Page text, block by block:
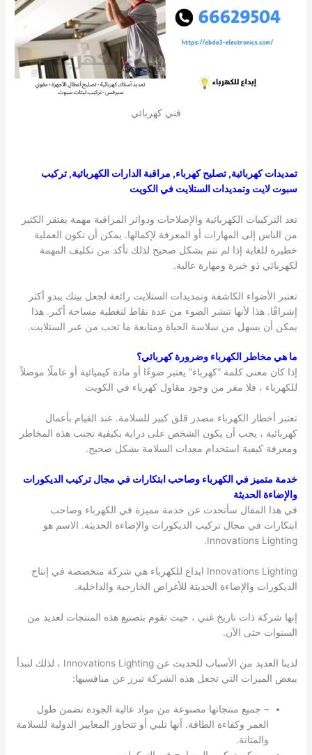
فني كهربائي
تمديدات كهربائية, تصليح كهرباء, مراقبة الدارات الكهربائية, تركيب
سبوت لايت وتمديدات الستلايت في الكويت
تعد التركيبات الكهربائية والإصلاحات ودوائر المراقبة مهمة يفتقر الكثير
من الناس إلى المهارات أو المعرفة لإكمالها. يمكن أن تكون العملية
خطيرة للغاية إذا لم تتم بشكل صحيح لذلك تأكد من تكليف المهمة
لكهربائي ذو خبرة ومهارة عالية.
تعتبر الأضواء الكاشفة وتمديدات الستلايت رائعة لجعل بيتك يبدو أكثر
إشراقًا. هذا لأنها تنشر الضوء من عدة نقاط لتغطية مساحة أكبر. هذا
يمكن أن يسهل من سلاسة الحياة ومتابعة ما تحب من عبر الستلايت.
ما هي مخاطر الكهرباء وضرورة كهربائي؟
إذا كان معنى كلمة “كهرباء” يعتبر ضوءًا أو مادة كيميائية أو عاملًا موصلاً
للكهرباء ، فلا مفر من وجود مقاول كهرباء في الكويت
تعتبر أخطار الكهرباء مصدر قلق كبير للسلامة. عند القيام بأعمال
كهربائية ، يجب أن يكون الشخص على دراية بكيفية تجنب هذه المخاطر
ومعرفة كيفية استخدام معدات السلامة بشكل صحيح.
خدمة متميز في الكهرباء وصاحب ابتكارات في مجال تركيب الديكورات
والإضاءة الحديثة
في هذا المقال سأتحدث عن خدمة مميزة في الكهرباء وصاحب
ابتكارات في مجال تركيب الديكورات والإضاءة الحديثة. الاسم هو
Innovations Lighting.
Innovations Lighting ابداع للكهرباء هي شركة متخصصة في إنتاج
الديكورات والإضاءة الحديثة للأغراض الخارجية والداخلية.
إنها شركة ذات تاريخ غني ، حيث تقوم بتصنيع هذه المنتجات لعديد من
السنوات حتى الآن.
لدينا العديد من الأسباب للحديث عن Innovations Lighting ، لذلك لنبدأ
ببعض الميزات التي تجعل هذه الشركة تبرز عن منافسيها:
– جميع منتجاتها مصنوعة من مواد عالية الجودة تضمن طول
العمر وكفاءة الطاقة. أنها تلبي أو تتجاوز المعايير الدولية للسلامة
والمتانة.